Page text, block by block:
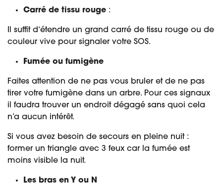
Carré de tissu rouge :
Il suffit d‘étendre un grand carré de tissu rouge ou de
couleur vive pour signaler votre SOS.
Fumée ou fumigène
Faites attention de ne pas vous bruler et de ne pas
tirer votre fumigène dans un arbre. Pour ces signaux
il faudra trouver un endroit dégagé sans quoi cela
n’a aucun intérêt.
Si vous avez besoin de secours en pleine nuit :
former un triangle avec 3 feux car la fumée est
moins visible la nuit.
Les bras en Y ou N